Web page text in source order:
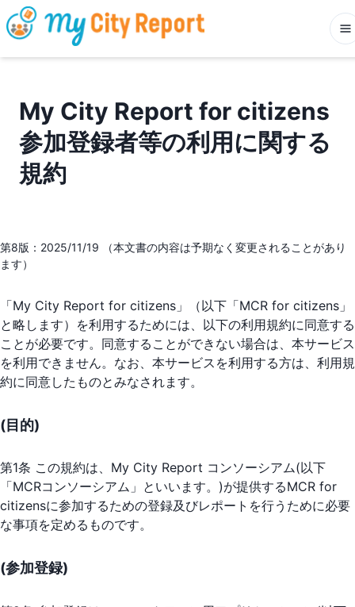
My City Report for citizens
参加登録者等の利用に関する
規約
第8版：2025/11/19 （本文書の内容は予期なく変更されることがあり
ます）
「My City Report for citizens」（以下「MCR for citizens」
と略します）を利用するためには、以下の利用規約に同意する
ことが必要です。同意することができない場合は、本サービス
を利用できません。なお、本サービスを利用する方は、利用規
約に同意したものとみなされます。
(目的)
第1条 この規約は、My City Report コンソーシアム(以下
「MCRコンソーシアム」といいます。)が提供するMCR for
citizensに参加するための登録及びレポートを行うために必要
な事項を定めるものです。
(参加登録)